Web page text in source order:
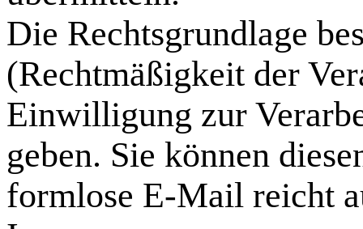
Die Rechtsgrundlage
(Rechtmäßigkeit der
Einwilligung zur
geben. Sie können
formlose E-Mail reicht